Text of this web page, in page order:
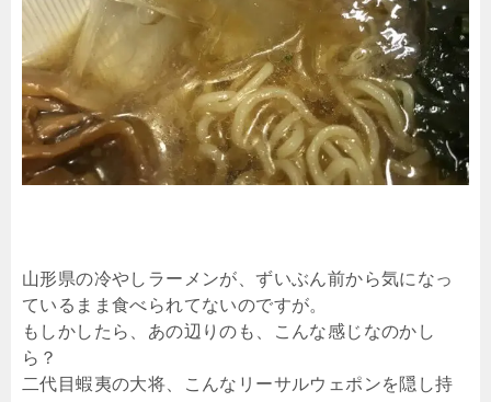
山形県の冷やしラーメンが、ずいぶん前から気になっ
ているまま食べられてないのですが。
もしかしたら、あの辺りのも、こんな感じなのかし
ら？
二代目蝦夷の大将、こんなリーサルウェポンを隠し持